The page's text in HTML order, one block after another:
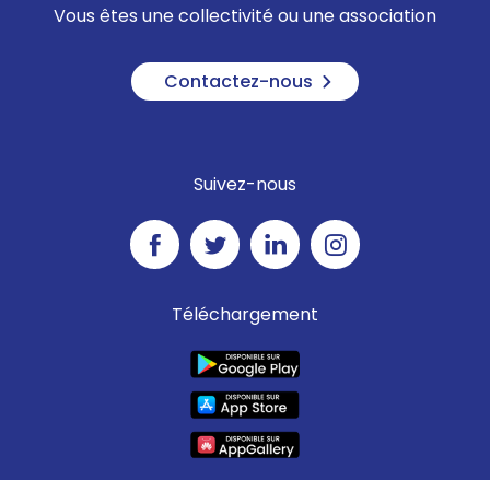
Vous êtes une collectivité ou une association
Contactez-nous
Suivez-nous
Téléchargement